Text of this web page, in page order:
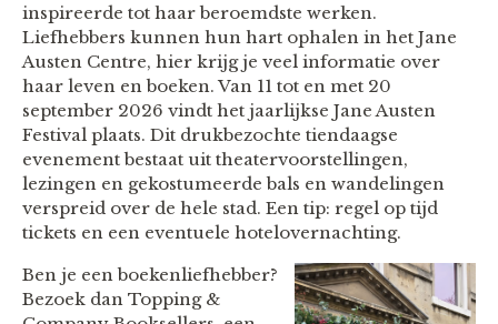
inspireerde tot haar beroemdste werken.
Liefhebbers kunnen hun hart ophalen in het Jane
Austen Centre, hier krijg je veel informatie over
haar leven en boeken. Van 11 tot en met 20
september 2026 vindt het jaarlijkse Jane Austen
Festival plaats. Dit drukbezochte tiendaagse
evenement bestaat uit theatervoorstellingen,
lezingen en gekostumeerde bals en wandelingen
verspreid over de hele stad. Een tip: regel op tijd
tickets en een eventuele hotelovernachting.
Ben je een boekenliefhebber?
Bezoek dan Topping &